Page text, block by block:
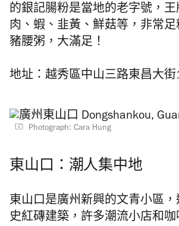
的銀記腸粉是當地的老字號，
肉、蝦、韭黃、鮮菇等，非常
豬腰粥，大滿足！
地址：越秀區中山三路東昌大
Photograph: Cara Hung
東山口：潮人集中地
東山口是廣州新興的文青小區
史紅磚建築，許多潮流小店和咖